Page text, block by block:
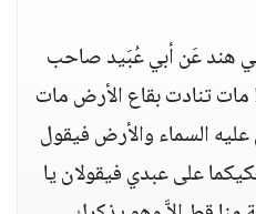
هند عَن أبي عُبَيد صاحب
مات تنادت بقاع الأرض مات
عليه السماء والأرض فيقول
على عبدي فيقولان يا